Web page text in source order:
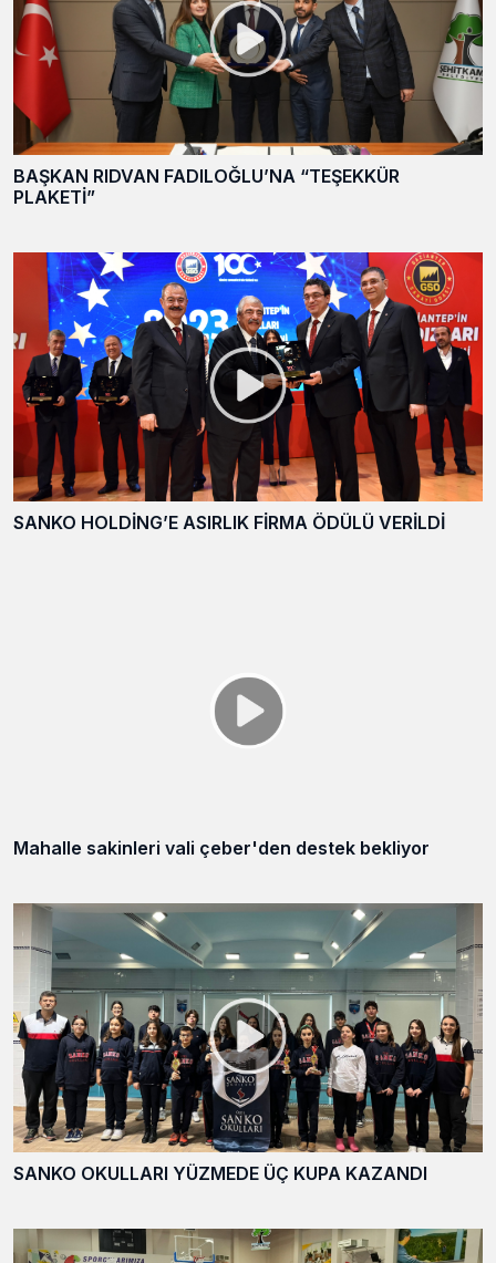
BAŞKAN RIDVAN FADILOĞLU’NA “TEŞEKKÜR
PLAKETİ”
SANKO HOLDİNG’E ASIRLIK FİRMA ÖDÜLÜ VERİLDİ
Mahalle sakinleri vali çeber'den destek bekliyor
SANKO OKULLARI YÜZMEDE ÜÇ KUPA KAZANDI